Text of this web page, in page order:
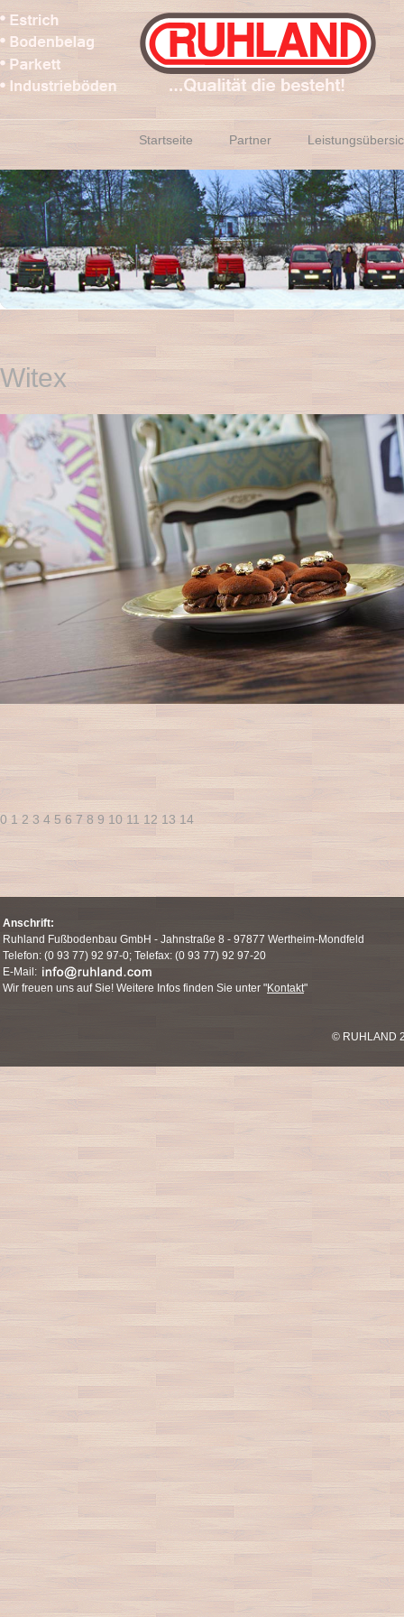
Startseite Partner
Witex
0 1 2 3 4 5 6 7 8 9 10 11 12 13 14
Anschrift:
Ruhland Fußbodenbau GmbH - Jahnstraße 8 - 97877 Wertheim-Mondfeld
Telefon: (0 93 77) 92 97-0; Telefax: (0 93 77) 92 97-20
E-Mail:
Wir freuen uns auf Sie! Weitere Infos finden Sie unter "Kontakt"
© RUHLAND